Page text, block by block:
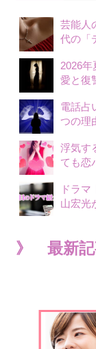
芸能人
代の「
2026
愛と復
電話占
つの理
浮気す
ても恋
ドラ
山宏光
》 最新